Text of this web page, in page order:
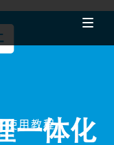
使用教程